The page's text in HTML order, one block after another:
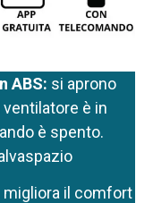
ABS: si aprono
è in
è spento.
migliora il comfort